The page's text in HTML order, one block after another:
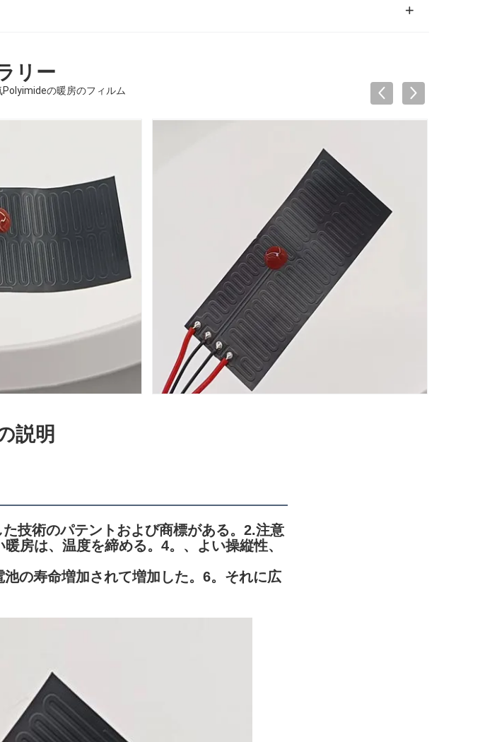
リー
の暖房のフィルム
説明
技術のパテントおよび商標がある。2.注意
房は、温度を締める。4。、よい操縦性、
の寿命増加されて増加した。 6。それに広